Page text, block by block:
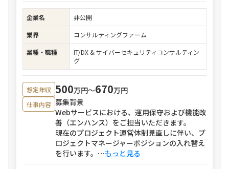
企業名
非公開
業界
コンサルティングファーム
業種・職種
IT/DX & サイバーセキュリティコンサルティン
グ
想定年収 500万円〜670万円
仕事内容 募集背景
Webサービスにおける、運用保守および機能改
善（エンハンス）をご担当いただきます。
現在のプロジェクト運営体制見直しに伴い、プ
ロジェクトマネージャーポジションの入れ替え
を行います。 ⋯もっと見る